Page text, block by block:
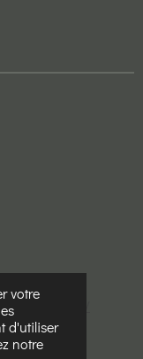
votre
d'utiliser
notre
accueil/